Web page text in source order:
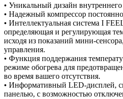
• Уникальный дизайн внутреннего
• Надежный компрессор
• Интеллектуальная система I
определяющая и регулирующая
исходя из показаний мини-
управления.
• Функция поддержания
режиме обогрева для
во время вашего отсутствия.
• Информативный LED-дисплей,
панелью, с возможностью